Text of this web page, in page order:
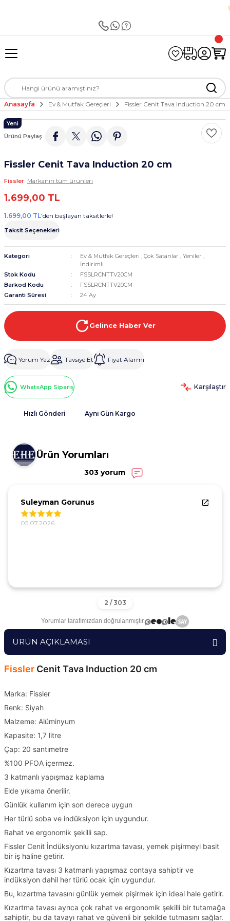
Anasayfa Ev & Mutfak Gereçleri Fissler Cenit Tava Induction 20 cm
Ürünü Paylaş
Yeni
Fissler Cenit Tava Induction 20 cm
Fissler Markanın tüm ürünleri
1.699,00 TL
1.699,00 TL’den başlayan taksitlerle!
Taksit Seçenekleri
Kategori Ev & Mutfak Gereçleri , Çok Satanlar , Yeniler ,
İndirimli
Stok Kodu
FSSLRCNTTV20CM
Barkod Kodu
FSSLRCNTTV20CM
Garanti Süresi
24 Ay
Gelince Haber Ver
Yorum Yaz Tavsiye Et Fiyat Alarmı
WhatsApp Sipariş Karşılaştır
Hızlı Gönderi Aynı Gün Kargo
Ürün Yorumları
303 yorum
Suleyman Gorunus
05.07.2026
Yorumlar tarafımızdan doğrulanmıştır.
ÜRÜN AÇIKLAMASI
Fissler Cenit Tava Induction 20 cm
Marka: Fissler
Renk: Siyah
Malzeme: Alüminyum
Kapasite: 1,7 litre
Çap: 20 santimetre
%100 PFOA içermez.
3 katmanlı yapışmaz kaplama
Elde yıkama önerilir.
Günlük kullanım için son derece uygun
Her türlü soba ve indüksiyon için uygundur.
Rahat ve ergonomik şekilli sap.
Fissler Cenit İndüksiyonlu kızartma tavası, yemek pişirmeyi basit
bir iş haline getirir.
Kızartma tavası 3 katmanlı yapışmaz contaya sahiptir ve
indüksiyon dahil her türlü ocak için uygundur.
Bu, kızartma tavasını günlük yemek pişirmek için ideal hale getirir.
Kızartma tavası ayrıca çok rahat ve ergonomik şekilli bir tutamağa
sahiptir, bu da tavayı rahat ve güvenli bir şekilde tutmasını sağlar.